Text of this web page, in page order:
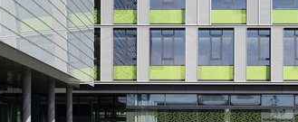
SOFTWARE- UND MULTIMEDIATECHNIK